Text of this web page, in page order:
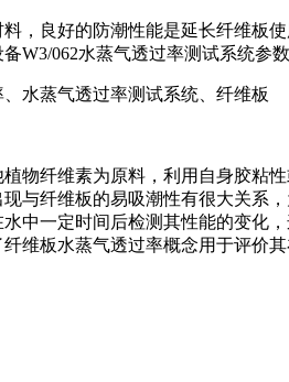
，良好的防潮性能是延长纤维板
W3/062水蒸气透过率测试系统参
水蒸气透过率测试系统、纤维板
物纤维素为原料，利用自身胶粘
与纤维板的易吸潮性有很大关系
中一定时间后检测其性能的变化
维板水蒸气透过率概念用于评价其